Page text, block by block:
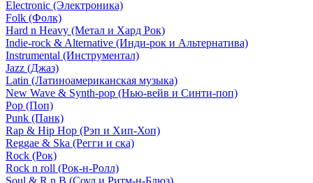
Electronic (Электроника)
Folk (Фолк)
Hard n Heavy (Метал и Хард Рок)
Indie-rock & Alternative (Инди-рок и Альтернатива)
Instrumental (Инструментал)
Jazz (Джаз)
Latin (Латиноамериканская музыка)
New Wave & Synth-pop (Нью-вейв и Синти-поп)
Pop (Поп)
Punk (Панк)
Rap & Hip Hop (Рэп и Хип-Хоп)
Reggae & Ska (Регги и ска)
Rock (Рок)
Rock n roll (Рок-н-Ролл)
Soul & R n B (Соул и Ритм-н-Блюз)